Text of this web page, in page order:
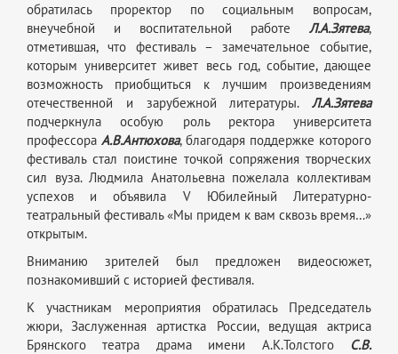
обратилась проректор по социальным вопросам,
внеучебной и воспитательной работе Л.А.Зятева,
отметившая, что фестиваль – замечательное событие,
которым университет живет весь год, событие, дающее
возможность приобщиться к лучшим произведениям
отечественной и зарубежной литературы. Л.А.Зятева
подчеркнула особую роль ректора университета
профессора А.В.Антюхова, благодаря поддержке которого
фестиваль стал поистине точкой сопряжения творческих
сил вуза. Людмила Анатольевна пожелала коллективам
успехов и объявила V Юбилейный Литературно-
театральный фестиваль «Мы придем к вам сквозь время…»
открытым.
Вниманию зрителей был предложен видеосюжет,
познакомивший с историей фестиваля.
К участникам мероприятия обратилась Председатель
жюри, Заслуженная артистка России, ведущая актриса
Брянского театра драма имени А.К.Толстого
С.В.